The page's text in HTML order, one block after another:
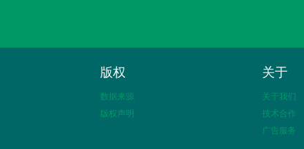
版权
数据来源
版权声明
关于
关于我们
技术合作
广告服务